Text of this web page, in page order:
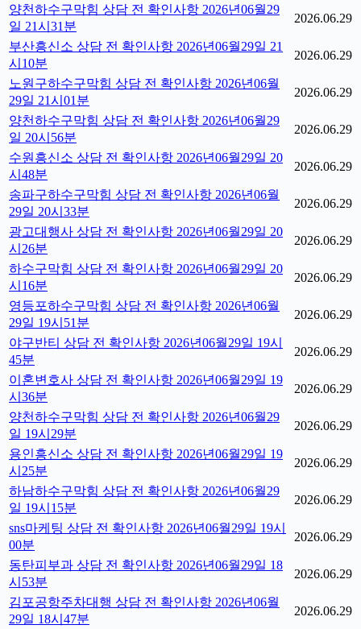
양천하수구막힘 상담 전 확인사항 2026년06월29
일 21시31분
2026.06.29
부산흥신소 상담 전 확인사항 2026년06월29일 21
시10분
2026.06.29
노원구하수구막힘 상담 전 확인사항 2026년06월
29일 21시01분
2026.06.29
양천하수구막힘 상담 전 확인사항 2026년06월29
일 20시56분
2026.06.29
수원흥신소 상담 전 확인사항 2026년06월29일 20
시48분
2026.06.29
송파구하수구막힘 상담 전 확인사항 2026년06월
29일 20시33분
2026.06.29
광고대행사 상담 전 확인사항 2026년06월29일 20
시26분
2026.06.29
하수구막힘 상담 전 확인사항 2026년06월29일 20
시16분
2026.06.29
영등포하수구막힘 상담 전 확인사항 2026년06월
29일 19시51분
2026.06.29
야구반티 상담 전 확인사항 2026년06월29일 19시
45분
2026.06.29
이혼변호사 상담 전 확인사항 2026년06월29일 19
시36분
2026.06.29
양천하수구막힘 상담 전 확인사항 2026년06월29
일 19시29분
2026.06.29
용인흥신소 상담 전 확인사항 2026년06월29일 19
시25분
2026.06.29
하남하수구막힘 상담 전 확인사항 2026년06월29
일 19시15분
2026.06.29
sns마케팅 상담 전 확인사항 2026년06월29일 19시
00분
2026.06.29
동탄피부과 상담 전 확인사항 2026년06월29일 18
시53분
2026.06.29
김포공항주차대행 상담 전 확인사항 2026년06월
29일 18시47분
2026.06.29